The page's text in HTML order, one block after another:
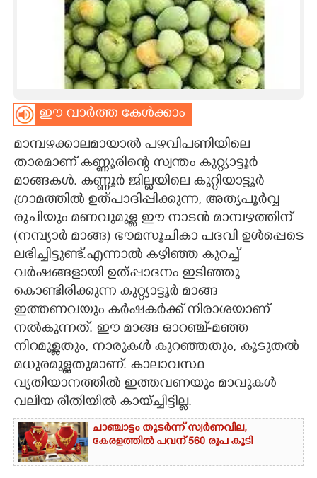
ASTRO
CARTOONS
LITERATURE
ZOOM
CONTACT US
ഈ വാർത്ത കേൾക്കാം
മാമ്പഴക്കാലമായാൽ പഴവിപണിയിലെ
താരമാണ് കണ്ണൂരിന്റെ സ്വന്തം കുറ്റ്യാട്ടൂർ
മാങ്ങകൾ. കണ്ണൂർ ജില്ലയിലെ കുറ്റിയാട്ടൂർ
ഗ്രാമത്തിൽ ഉത്പാദിപ്പിക്കുന്ന, അത്യപൂർവ്വ
രുചിയും മണവുമുള്ള ഈ നാടൻ മാമ്പഴത്തിന്
(നമ്പ്യാർ മാങ്ങ) ഭൗമസൂചികാ പദവി ഉൾപ്പെടെ
ലഭിച്ചിട്ടുണ്ട്.എന്നാൽ കഴിഞ്ഞ കുറച്ച്
വർഷങ്ങളായി ഉത്പ്പാദനം ഇടിഞ്ഞു
കൊണ്ടിരിക്കുന്ന കുറ്റ്യാട്ടൂർ മാങ്ങ
ഇത്തണവയും കർഷകർക്ക് നിരാശയാണ്
നൽകുന്നത്. ഈ മാങ്ങ ഓറഞ്ച്-മഞ്ഞ
നിറമുള്ളതും, നാരുകൾ കുറഞ്ഞതും, കൂടുതൽ
മധുരമുള്ളതുമാണ്. കാലാവസ്ഥ
വ്യതിയാനത്തിൽ ഇത്തവണയും മാവുകൾ
വലിയ രീതിയിൽ കായ്ച്ചിട്ടില്ല.
ചാഞ്ചാട്ടം തുടർന്ന് സ്വർണവില,
കേരളത്തിൽ പവന് 560 രൂപ കൂടി